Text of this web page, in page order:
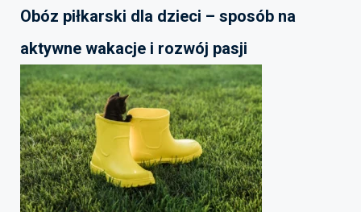
Obóz piłkarski dla dzieci – sposób na
aktywne wakacje i rozwój pasji